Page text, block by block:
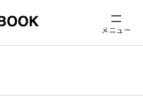
メニュー